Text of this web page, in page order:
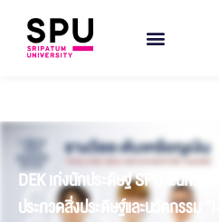
DEK เก่งนักประดิษฐ์ SPU ผนึกกำ
ประกวดสิ่งประดิษฐ์และนวัตกรรม